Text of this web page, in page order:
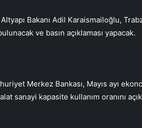
Bakanı Adil Karaismailoğlu,
ve basın açıklaması yapacak.
Merkez Bankası, Mayıs ayı
sanayi kapasite kullanım oranını